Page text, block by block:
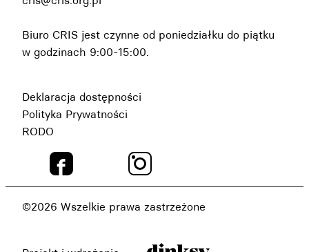
Biuro CRIS jest czynne od poniedziałku do piątku
w godzinach 9:00-15:00.
Deklaracja dostępności
Polityka Prywatności
RODO
©2026 Wszelkie prawa zastrzeżone